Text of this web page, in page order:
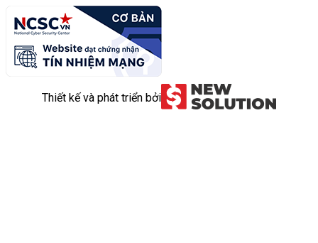
Thiết kế và phát triển bởi